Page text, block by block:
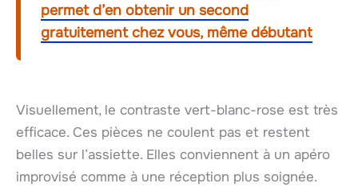
permet d’en obtenir un second
gratuitement chez vous, même débutant
Visuellement, le contraste vert-blanc-rose est très
efficace. Ces pièces ne coulent pas et restent
belles sur l’assiette. Elles conviennent à un apéro
improvisé comme à une réception plus soignée.